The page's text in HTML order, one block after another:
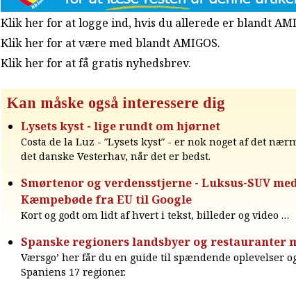
Klik her for at logge ind, hvis du allerede er blandt
Klik her for at være med blandt AMIGOS.
Klik her for at få gratis nyhedsbrev.
Kan måske også interessere dig
Lysets kyst - lige rundt om hjørnet
Costa de la Luz - ″Lysets kyst″ - er nok noget af det
det danske Vesterhav, når det er bedst.
Smørtenor og verdensstjerne - Luksus-SUV
Kæmpebøde fra EU til Google
Kort og godt om lidt af hvert i tekst, billeder og video …
Spanske regioners landsbyer og restauranter
Værsgo’ her får du en guide til spændende oplevelser
Spaniens 17 regioner.